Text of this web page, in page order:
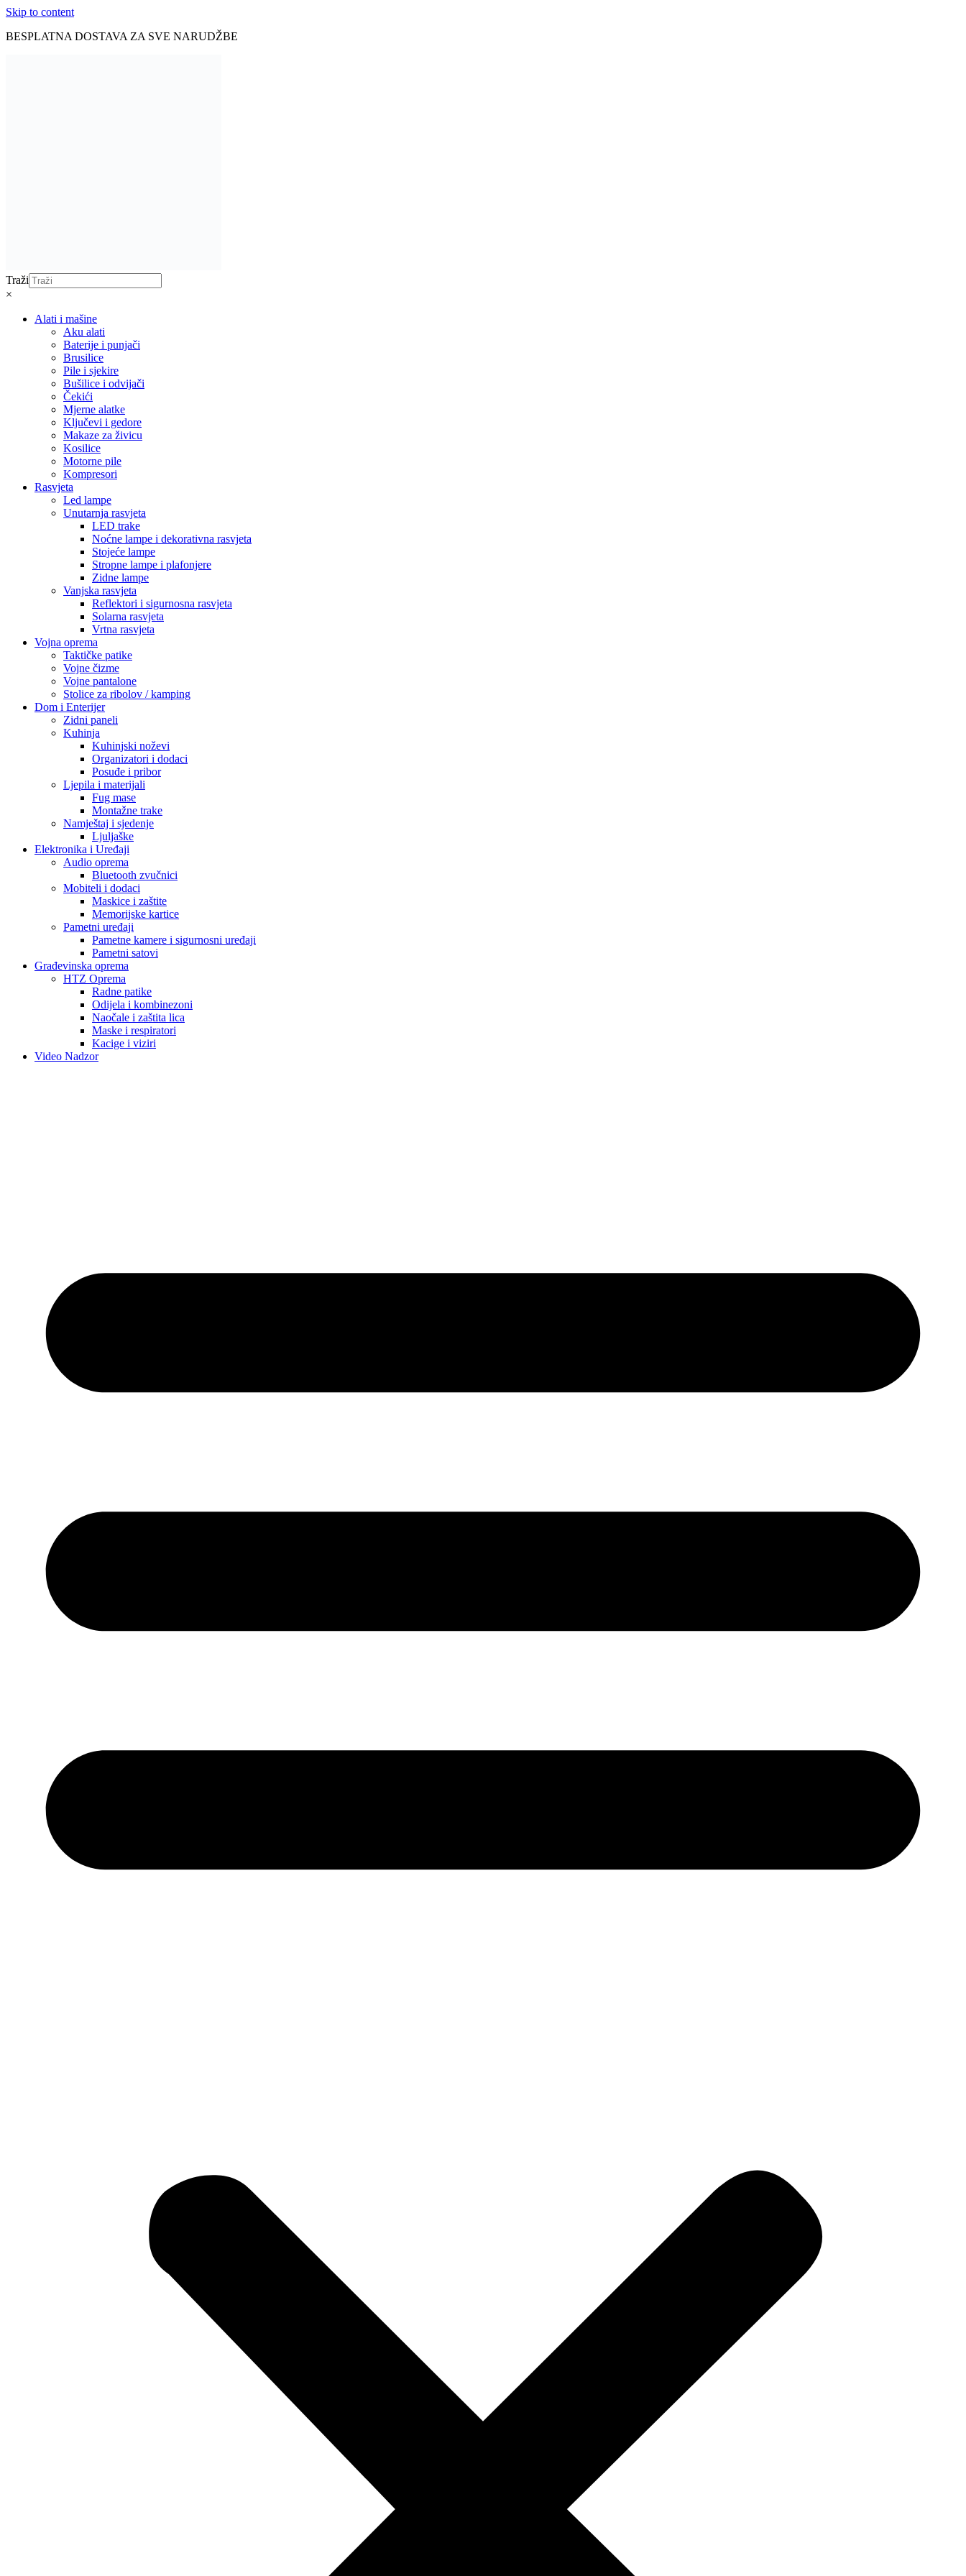
Skip to content
BESPLATNA DOSTAVA ZA SVE NARUDŽBE
Traži
×
Alati i mašine
Aku alati
Baterije i punjači
Brusilice
Pile i sjekire
Bušilice i odvijači
Čekići
Mjerne alatke
Ključevi i gedore
Makaze za živicu
Kosilice
Motorne pile
Kompresori
Rasvjeta
Led lampe
Unutarnja rasvjeta
LED trake
Noćne lampe i dekorativna rasvjeta
Stojeće lampe
Stropne lampe i plafonjere
Zidne lampe
Vanjska rasvjeta
Reflektori i sigurnosna rasvjeta
Solarna rasvjeta
Vrtna rasvjeta
Vojna oprema
Taktičke patike
Vojne čizme
Vojne pantalone
Stolice za ribolov / kamping
Dom i Enterijer
Zidni paneli
Kuhinja
Kuhinjski noževi
Organizatori i dodaci
Posuđe i pribor
Ljepila i materijali
Fug mase
Montažne trake
Namještaj i sjedenje
Ljuljaške
Elektronika i Uređaji
Audio oprema
Bluetooth zvučnici
Mobiteli i dodaci
Maskice i zaštite
Memorijske kartice
Pametni uređaji
Pametne kamere i sigurnosni uređaji
Pametni satovi
Građevinska oprema
HTZ Oprema
Radne patike
Odijela i kombinezoni
Naočale i zaštita lica
Maske i respiratori
Kacige i viziri
Video Nadzor